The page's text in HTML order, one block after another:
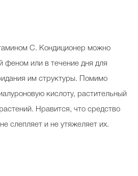
С. Кондиционер можно
феном или в течение дня для
им структуры. Помимо
кислоту, растительный
Нравится, что средство
слепляет и не утяжеляет их.